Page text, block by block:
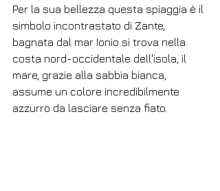
Per la sua bellezza questa spiaggia è il
simbolo incontrastato di Zante,
bagnata dal mar Ionio si trova nella
costa nord-occidentale dell'isola, il
mare, grazie alla sabbia bianca,
assume un colore incredibilmente
azzurro da lasciare senza fiato.